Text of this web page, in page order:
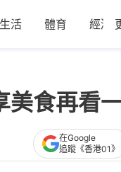
生活 體育 經濟
食再看
在Google
追蹤《香港01》